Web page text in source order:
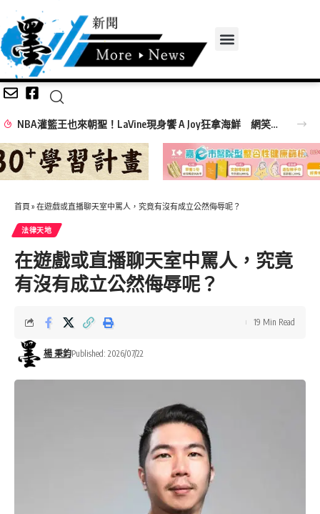
關聖帝君聖誕祝壽 黃敏惠讚鎮天宮助學行善傳承忠義
首頁 » 在遊戲或直播聊天室中罵人，究竟有沒有成立公然侮辱呢？
法律天地
在遊戲或直播聊天室中罵人，究竟
有沒有成立公然侮辱呢？
楊 秉鈞Published: 2026/07/22
19 Min Read